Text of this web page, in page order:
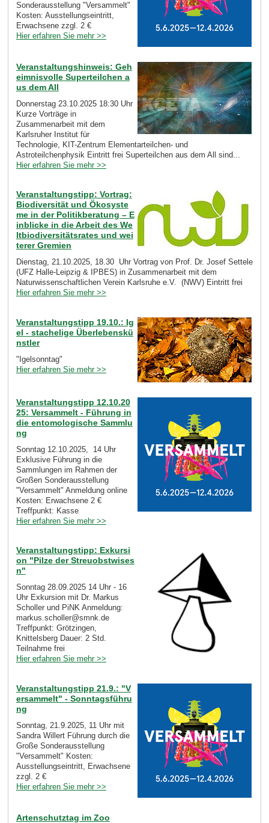
Sonderausstellung "Versammelt"
Kosten: Ausstellungseintritt,
Erwachsene zzgl. 2 €
Hier erfahren Sie mehr >>
Veranstaltungshinweis: Geh
eimnisvolle Superteilchen a
us dem All
Donnerstag 23.10.2025 18:30 Uhr
Kurze Vorträge in
Zusammenarbeit mit dem
Karlsruher Institut für
Technologie, KIT-Zentrum Elementarteilchen- und
Astroteilchenphysik Eintritt frei Superteilchen aus dem All sind...
Hier erfahren Sie mehr >>
Veranstaltungstipp: Vortrag:
Biodiversität und Ökosyste
me in der Politikberatung – E
inblicke in die Arbeit des We
ltbiodiversitätsrates und wei
terer Gremien
Dienstag, 21.10.2025, 18.30 Uhr Vortrag von Prof. Dr. Josef Settele
(UFZ Halle-Leipzig & IPBES) in Zusammenarbeit mit dem
Naturwissenschaftlichen Verein Karlsruhe e.V. (NWV) Eintritt frei
Hier erfahren Sie mehr >>
Veranstaltungstipp 19.10.: Ig
el - stachelige Überlebenskü
nstler
"Igelsonntag"
Hier erfahren Sie mehr >>
Veranstaltungstipp 12.10.20
25: Versammelt - Führung in
die entomologische Sammlu
ng
Sonntag 12.10.2025, 14 Uhr
Exklusive Führung in die
Sammlungen im Rahmen der
Großen Sonderausstellung
"Versammelt" Anmeldung online
Kosten: Erwachsene 2 €
Treffpunkt: Kasse
Hier erfahren Sie mehr >>
Veranstaltungstipp: Exkursi
on "Pilze der Streuobstwises
n"
Sonntag 28.09.2025 14 Uhr - 16
Uhr Exkursion mit Dr. Markus
Scholler und PiNK Anmeldung:
markus.scholler@smnk.de
Treffpunkt: Grötzingen,
Knittelsberg Dauer: 2 Std.
Teilnahme frei
Hier erfahren Sie mehr >>
Veranstaltungstipp 21.9.: "V
ersammelt" - Sonntagsführu
ng
Sonntag, 21.9.2025, 11 Uhr mit
Sandra Willert Führung durch die
Große Sonderausstellung
"Versammelt" Kosten:
Ausstellungseintritt, Erwachsene
zzgl. 2 €
Hier erfahren Sie mehr >>
Artenschutztag im Zoo